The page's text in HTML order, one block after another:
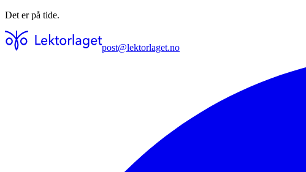
Det er på tide.
post@lektorlaget.no